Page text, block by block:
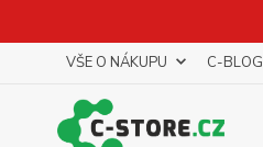
VŠE O NÁKUPU C-BLOG